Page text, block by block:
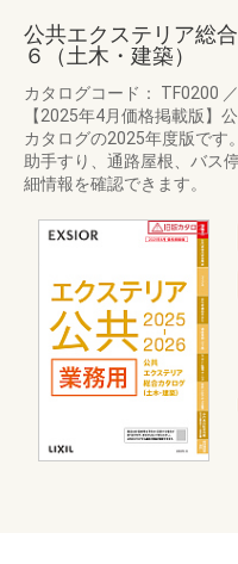
公共エクステリア総
６（土木・建築）
カタログコード： TF0200 ／
【2025年4月価格掲載版】
カタログの2025年度版です
助手すり、通路屋根、バス
細情報を確認できます。